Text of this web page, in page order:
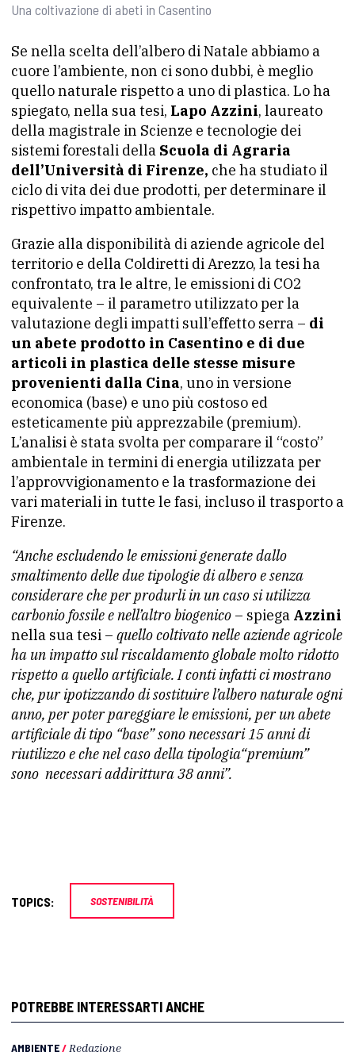
Una coltivazione di abeti in Casentino
Se nella scelta dell’albero di Natale abbiamo a
cuore l’ambiente, non ci sono dubbi, è meglio
quello naturale rispetto a uno di plastica. Lo ha
spiegato, nella sua tesi, Lapo Azzini, laureato
della magistrale in Scienze e tecnologie dei
sistemi forestali della Scuola di Agraria
dell’Università di Firenze, che ha studiato il
ciclo di vita dei due prodotti, per determinare il
rispettivo impatto ambientale.
Grazie alla disponibilità di aziende agricole del
territorio e della Coldiretti di Arezzo, la tesi ha
confrontato, tra le altre, le emissioni di CO2
equivalente – il parametro utilizzato per la
valutazione degli impatti sull’effetto serra – di
un abete prodotto in Casentino e di due
articoli in plastica delle stesse misure
provenienti dalla Cina, uno in versione
economica (base) e uno più costoso ed
esteticamente più apprezzabile (premium).
L’analisi è stata svolta per comparare il “costo”
ambientale in termini di energia utilizzata per
l’approvvigionamento e la trasformazione dei
vari materiali in tutte le fasi, incluso il trasporto a
Firenze.
“Anche escludendo le emissioni generate dallo
smaltimento delle due tipologie di albero e senza
considerare che per produrli in un caso si utilizza
carbonio fossile e nell’altro biogenico – spiega Azzini
nella sua tesi – quello coltivato nelle aziende agricole
ha un impatto sul riscaldamento globale molto ridotto
rispetto a quello artificiale. I conti infatti ci mostrano
che, pur ipotizzando di sostituire l’albero naturale ogni
anno, per poter pareggiare le emissioni, per un abete
artificiale di tipo “base” sono necessari 15 anni di
riutilizzo e che nel caso della tipologia“premium”
sono necessari addirittura 38 anni”.
TOPICS: SOSTENIBILITÀ
POTREBBE INTERESSARTI ANCHE
AMBIENTE/ Redazione